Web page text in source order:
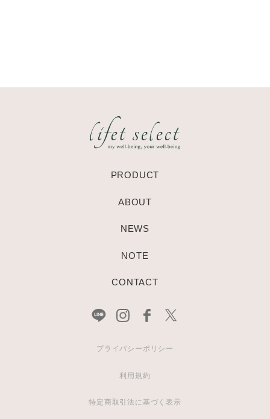
PRODUCT
ABOUT
NEWS
NOTE
CONTACT
プライバシーポリシー
利用規約
特定商取引法に基づく表示